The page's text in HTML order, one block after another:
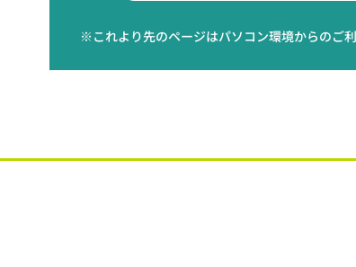
※これより先のページはパソコン環境からのご利